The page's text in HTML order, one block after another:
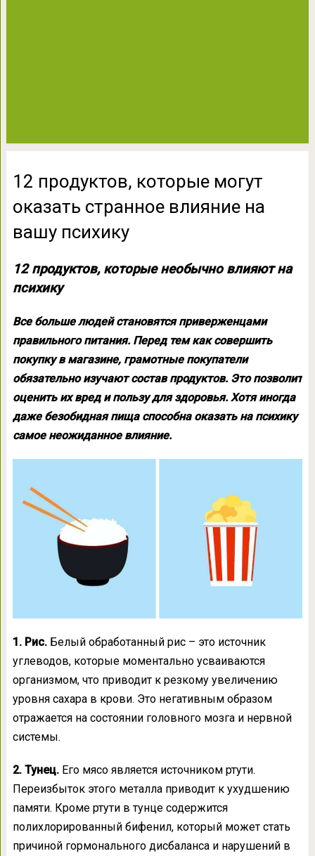
12 продуктов, которые могут
оказать странное влияние на
вашу психику
12 продуктов, которые необычно влияют на
психику
Все больше людей становятся приверженцами
правильного питания. Перед тем как совершить
покупку в магазине, грамотные покупатели
обязательно изучают состав продуктов. Это позволит
оценить их вред и пользу для здоровья. Хотя иногда
даже безобидная пища способна оказать на психику
самое неожиданное влияние.
1. Рис.Белый обработанный рис – это источник
углеводов, которые моментально усваиваются
организмом, что приводит к резкому увеличению
уровня сахара в крови. Это негативным образом
отражается на состоянии головного мозга и нервной
системы.
2. Тунец.Его мясо является источником ртути.
Переизбыток этого металла приводит к ухудшению
памяти. Кроме ртути в тунце содержится
полихлорированный бифенил, который может стать
причиной гормонального дисбаланса и нарушений в